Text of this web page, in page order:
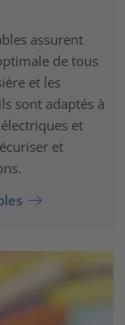
assurent
de tous
et les
sont adaptés à
et
et